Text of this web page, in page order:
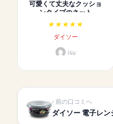
可愛くて丈夫なクッショ
ンタイプのネット
ダイソー
isu
前の口コミへ
ダイソー 電子レ